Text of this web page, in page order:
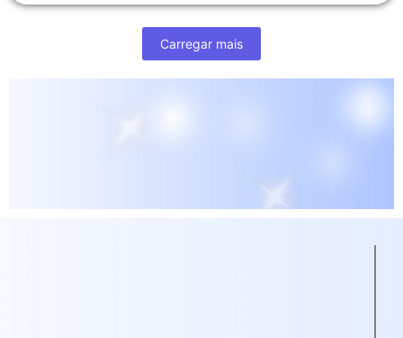
Carregar mais